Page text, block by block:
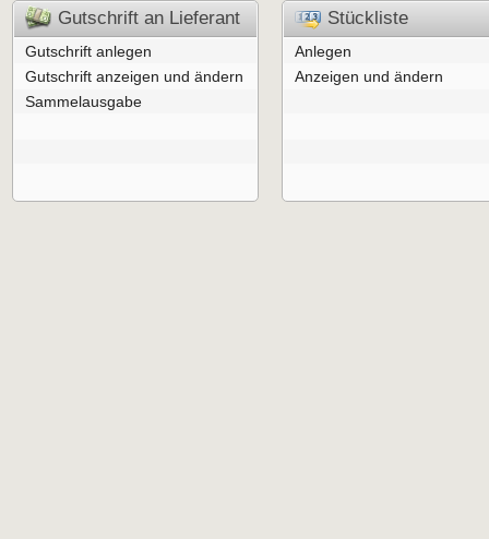
Gutschrift an Lieferant
Gutschrift anlegen
Gutschrift anzeigen und ändern
Sammelausgabe
Stückliste
Anlegen
Anzeigen und ändern